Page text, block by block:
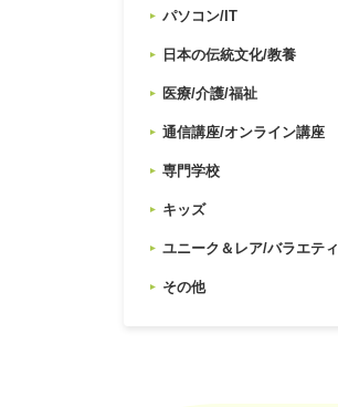
パソコン/IT
日本の伝統文化/教養
医療/介護/福祉
通信講座/オンライン講座
専門学校
キッズ
ユニーク＆レア/バラエティ
その他